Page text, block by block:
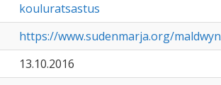
kouluratsastus
https://www.sudenmarja.org/
13.10.2016